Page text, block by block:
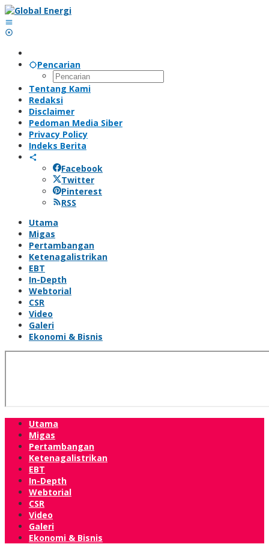
Lewati
ke
konten
Pencarian
Tentang Kami
Redaksi
Disclaimer
Pedoman Media Siber
Privacy Policy
Indeks Berita
Facebook
Twitter
Pinterest
RSS
Utama
Migas
Pertambangan
Ketenagalistrikan
EBT
In-Depth
Webtorial
CSR
Video
Galeri
Ekonomi & Bisnis
Utama
Migas
Pertambangan
Ketenagalistrikan
EBT
In-Depth
Webtorial
CSR
Video
Galeri
Ekonomi & Bisnis